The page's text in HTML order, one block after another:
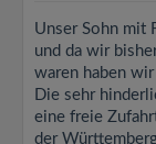
Unser Sohn mit
und da wir
waren haben
Die sehr
eine freie
der